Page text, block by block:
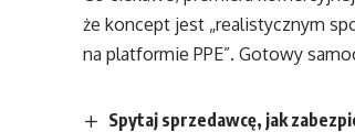
że koncept jest „realistycznym
na platformie PPE”. Gotowy
Spytaj sprzedawcę, jak